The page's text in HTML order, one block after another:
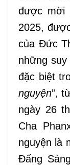
được mời
2025,
của Đức
những
đặc biệt
nguyện”,
ngày 26
Cha
nguyện là
Đấng Sáng